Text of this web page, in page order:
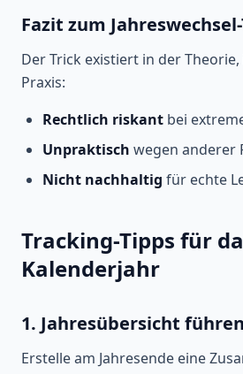
Fazit zum
Der Trick existiert in der
Praxis:
Rechtlich riskant bei
Unpraktisch wegen anderer
Nicht nachhaltig für echte
Tracking-Tipps für
Kalenderjahr
1. Jahresübersicht führen
Erstelle am Jahresende eine